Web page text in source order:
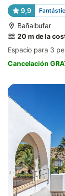
9,9
Bañalbufar
20 m de la
Espacio para 3
Cancelación